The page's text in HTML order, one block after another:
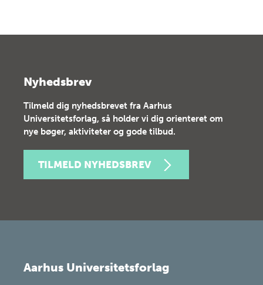
Nyhedsbrev
Tilmeld dig nyhedsbrevet fra Aarhus
Universitetsforlag, så holder vi dig orienteret om
nye bøger, aktiviteter og gode tilbud.
TILMELD NYHEDSBREV
Aarhus Universitetsforlag